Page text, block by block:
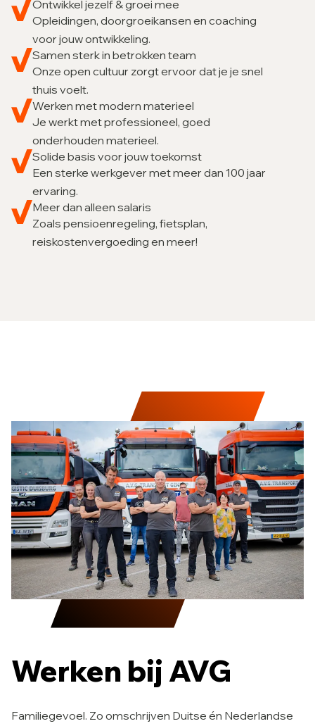
Ontwikkel jezelf & groei mee
Opleidingen, doorgroeikansen en coaching
voor jouw ontwikkeling.
Samen sterk in betrokken team
Onze open cultuur zorgt ervoor dat je je snel
thuis voelt.
Werken met modern materieel
Je werkt met professioneel, goed
onderhouden materieel.
Solide basis voor jouw toekomst
Een sterke werkgever met meer dan 100 jaar
ervaring.
Meer dan alleen salaris
Zoals pensioenregeling, fietsplan,
reiskostenvergoeding en meer!
Werken bij AVG
Familiegevoel. Zo omschrijven Duitse én Nederlandse